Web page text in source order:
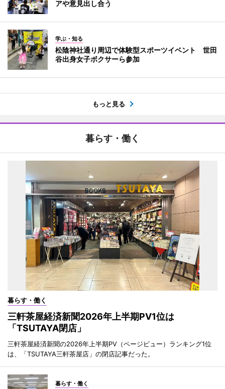
アや意見出し合う
学ぶ・知る
松陰神社通り周辺で体験型スポーツイベント 世田
谷出身女子ボクサーら参加
もっと見る
暮らす・働く
暮らす・働く
三軒茶屋経済新聞2026年上半期PV1位は
「TSUTAYA閉店」
三軒茶屋経済新聞の2026年上半期PV（ページビュー）ランキング1位
は、「TSUTAYA三軒茶屋店」の閉店記事だった。
暮らす・働く